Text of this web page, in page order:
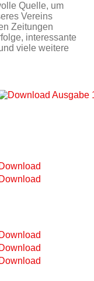
Quelle, um
Vereins
Zeitungen
interessante
viele weitere
Download
Download
Download
Download
Download